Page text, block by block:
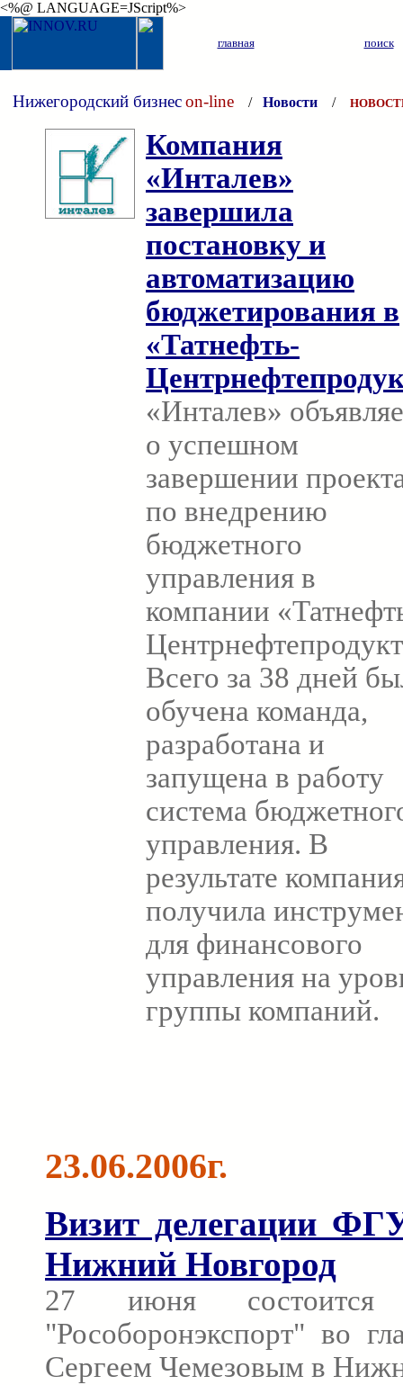
<%@ LANGUAGE=JScript%>
главная поиск
Нижегородский бизнесon-line / Новости /
Компания
«Инталев»
завершила
постановку и
автоматизацию
бюджетирования в
«Татнефть-
«Инталев»
о успешном
завершении
по внедрению
бюджетного
управления в
компании
Всего за 38 дней
обучена команда,
разработана и
запущена в работу
система
управления. В
результате
получила
для финансового
управления на
группы компаний.
23.06.2006г.
Визит делегации
Нижний Новгород
27 июня
"Рособоронэкспорт" во
Сергеем Чемезовым в